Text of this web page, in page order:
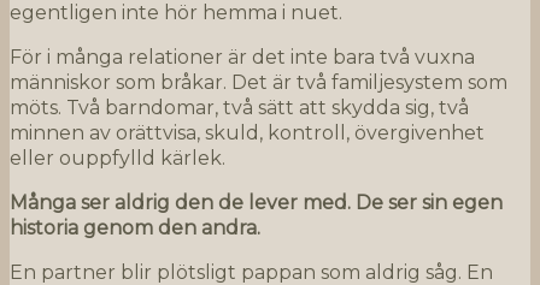
egentligen inte hör hemma i nuet.
För i många relationer är det inte bara två vuxna
människor som bråkar. Det är två familjesystem som
möts. Två barndomar, två sätt att skydda sig, två
minnen av orättvisa, skuld, kontroll, övergivenhet
eller ouppfylld kärlek.
Många ser aldrig den de lever med. De ser sin egen
historia genom den andra.
En partner blir plötsligt pappan som aldrig såg. En